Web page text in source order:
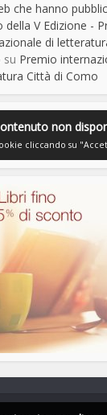
che hanno
della V Edizione -
di
su Premio
Città di Como
non
cliccando su